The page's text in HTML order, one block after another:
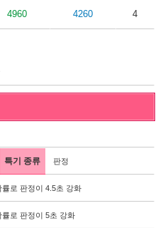
4960 4260 4
특기 종류 판정
로 판정이 4.5초 강화
로 판정이 5초 강화